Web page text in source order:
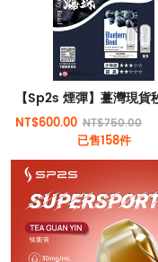
NT$600.00 NT$750.00
已售158件